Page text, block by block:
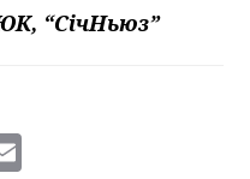
“СічНьюз”